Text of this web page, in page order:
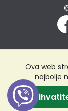
Ova web
najbolje